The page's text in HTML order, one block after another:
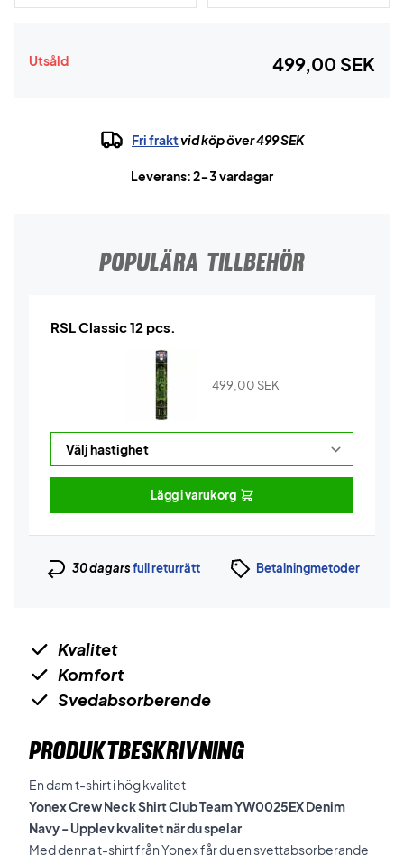
Utsåld 499,00 SEK
Fri fraktvid köp över 499 SEK
Leverans: 2-3 vardagar
POPULÄRA TILLBEHÖR
RSL Classic 12 pcs.
499,00 SEK
Lägg i varukorg
30 dagarsfull returrätt Betalningmetoder
Kvalitet
Komfort
Svedabsorberende
PRODUKTBESKRIVNING
En dam t-shirt i hög kvalitet
Yonex Crew Neck Shirt Club Team YW0025EX Denim
Navy - Upplev kvalitet när du spelar
Med denna t-shirt från Yonex får du en svettabsorberande